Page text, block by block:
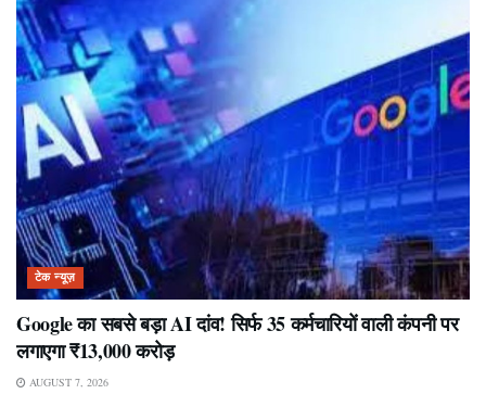
टेक न्यूज़
Google का सबसे बड़ा AI दांव! सिर्फ 35 कर्मचारियों वाली कंपनी पर
लगाएगा ₹13,000 करोड़
AUGUST 7, 2026